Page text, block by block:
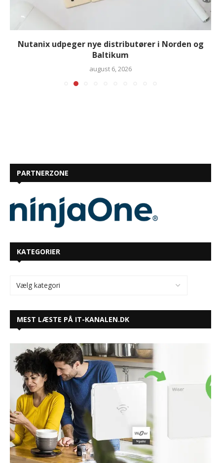
Nutanix udpeger nye distributører i Norden og
Baltikum
august 6, 2026
PARTNERZONE
KATEGORIER
MEST LÆSTE PÅ IT-KANALEN.DK